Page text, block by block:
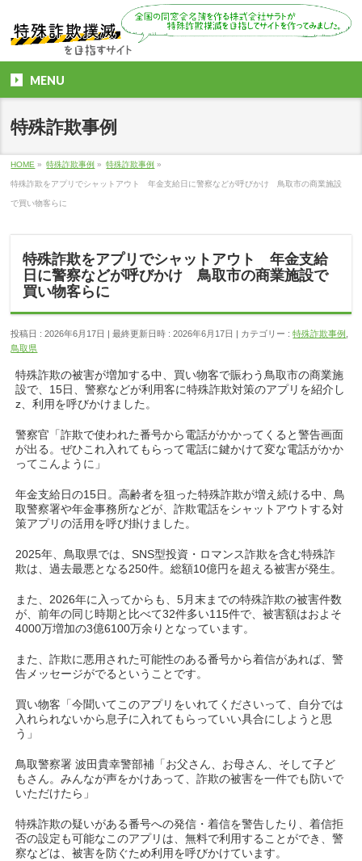
MENU
特殊詐欺事例
HOME » 特殊詐欺事例 » 特殊詐欺事例 »
特殊詐欺をアプリでシャットアウト 年金支給日に警察などが呼びかけ 鳥取市の商業施設
で買い物客らに
特殊詐欺をアプリでシャットアウト 年金支給
日に警察などが呼びかけ 鳥取市の商業施設で
買い物客らに
投稿日 : 2026年6月17日 最終更新日時 : 2026年6月17日 カテゴリー :特殊詐欺事例
鳥取県
特殊詐欺の被害が増加する中、買い物客で賑わう鳥取市の商業施
設で、15日、警察などが利用客に特殊詐欺対策のアプリを紹介し
z、利用を呼びかけました。
警察官「詐欺で使われた番号から電話がかかってくると警告画面
が出る。ぜひこれ入れてもらって電話に鍵かけて変な電話がかか
ってこんように」
年金支給日の15日。高齢者を狙った特殊詐欺が増え続ける中、鳥
取警察署や年金事務所などが、詐欺電話をシャットアウトする対
策アプリの活用を呼び掛けました。
2025年、鳥取県では、SNS型投資・ロマンス詐欺を含む特殊詐
欺は、過去最悪となる250件。総額10億円を超える被害が発生。
また、2026年に入ってからも、5月末までの特殊詐欺の被害件数
が、前年の同じ時期と比べて32件多い115件で、被害額はおよそ
4000万増加の3億6100万余りとなっています。
また、詐欺に悪用された可能性のある番号から着信があれば、警
告メッセージがでるということです。
買い物客「今聞いてこのアプリをいれてくださいって、自分では
入れられないから息子に入れてもらっていい具合にしようと思
う」
鳥取警察署 波田貴幸警部補「お父さん、お母さん、そして子ど
もさん。みんなが声をかけあって、詐欺の被害を一件でも防いで
いただけたら」
特殊詐欺の疑いがある番号への発信・着信を警告したり、着信拒
否の設定も可能なこのアプリは、無料で利用することができ、警
察などは、被害を防ぐため利用を呼びかけています。